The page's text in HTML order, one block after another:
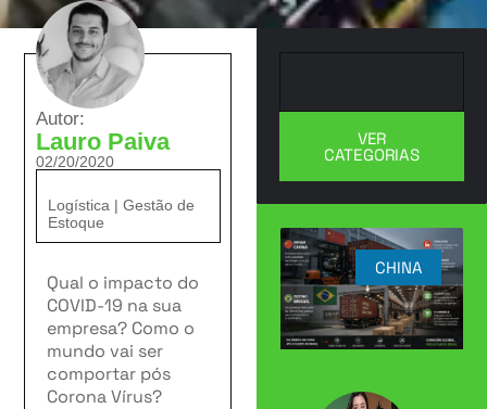
Autor:
Lauro Paiva
02/20/2020
Logística | Gestão de
Estoque
Qual o impacto do
COVID-19 na sua
empresa? Como o
mundo vai ser
comportar pós
Corona Vírus?
CHINA
VER
CATEGORIAS